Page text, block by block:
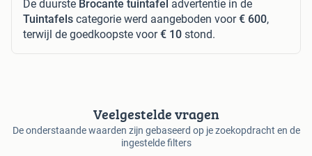
De duurste Brocante tuintafel advertentie in de
Tuintafels categorie werd aangeboden voor€ 600,
terwijl de goedkoopste voor€ 10 stond.
Veelgestelde vragen
De onderstaande waarden zijn gebaseerd op je zoekopdracht en de
ingestelde filters